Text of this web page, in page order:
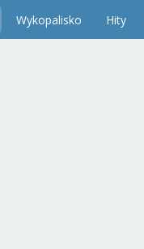
Wykopalisko Hity